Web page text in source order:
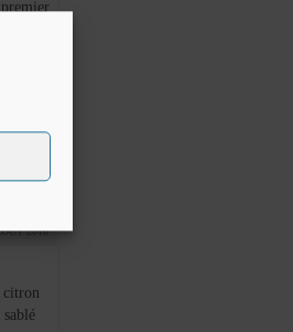
du
2010
citron